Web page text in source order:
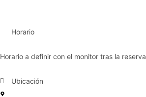
Horario
Horario a definir con el monitor tras la reserva
Ubicación